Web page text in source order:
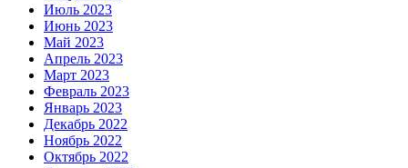
Июль 2023
Июнь 2023
Май 2023
Апрель 2023
Март 2023
Февраль 2023
Январь 2023
Декабрь 2022
Ноябрь 2022
Октябрь 2022